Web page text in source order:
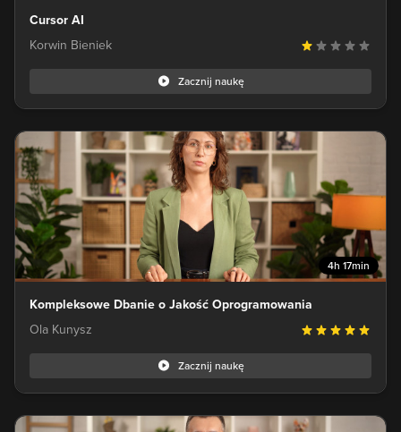
Cursor AI
Korwin Bieniek
Zacznij naukę
4h 17min
Kompleksowe Dbanie o Jakość Oprogramowania
Ola Kunysz
Zacznij naukę